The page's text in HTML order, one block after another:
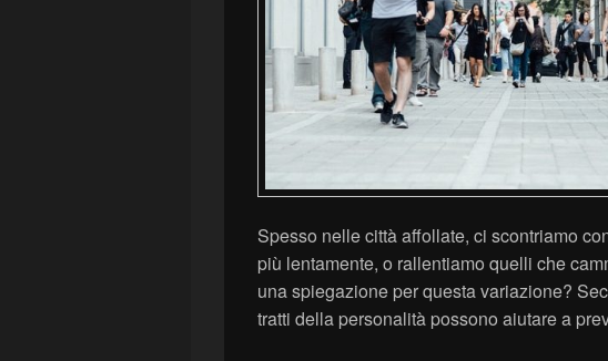
Spesso nelle città affollate, ci scontriamo
più lentamente, o rallentiamo quelli che
una spiegazione per questa variazione?
tratti della personalità possono aiutare a